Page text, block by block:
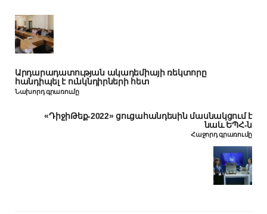
Արդարադատության ակադեմիայի ռեկտորը
հանդիպել է ունկնդիրների հետ
Նախորդ գրառումը
«ԴիջիԹեք-2022» ցուցահանդեսին մասնակցում է
նաև ԵՊՀ-ն
Հաջորդ գրառումը